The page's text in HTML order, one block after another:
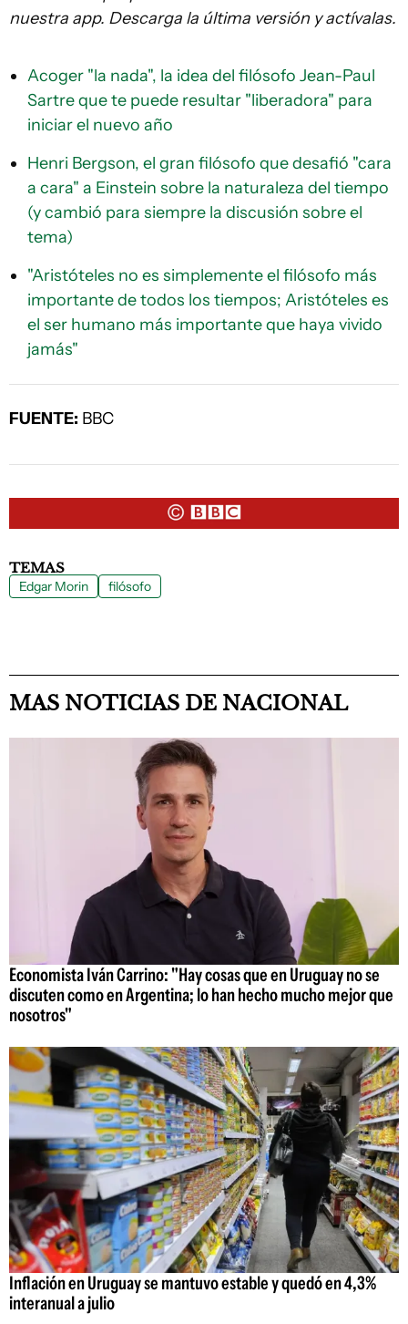
nuestra app. Descarga la última versión y actívalas.
Acoger "la nada", la idea del filósofo Jean-Paul
Sartre que te puede resultar "liberadora" para
iniciar el nuevo año
Henri Bergson, el gran filósofo que desafió "cara
a cara" a Einstein sobre la naturaleza del tiempo
(y cambió para siempre la discusión sobre el
tema)
"Aristóteles no es simplemente el filósofo más
importante de todos los tiempos; Aristóteles es
el ser humano más importante que haya vivido
jamás"
FUENTE: BBC
TEMAS
Edgar Morin filósofo
MAS NOTICIAS DE NACIONAL
Economista Iván Carrino: "Hay cosas que en Uruguay no se
discuten como en Argentina; lo han hecho mucho mejor que
nosotros"
Inflación en Uruguay se mantuvo estable y quedó en 4,3%
interanual a julio